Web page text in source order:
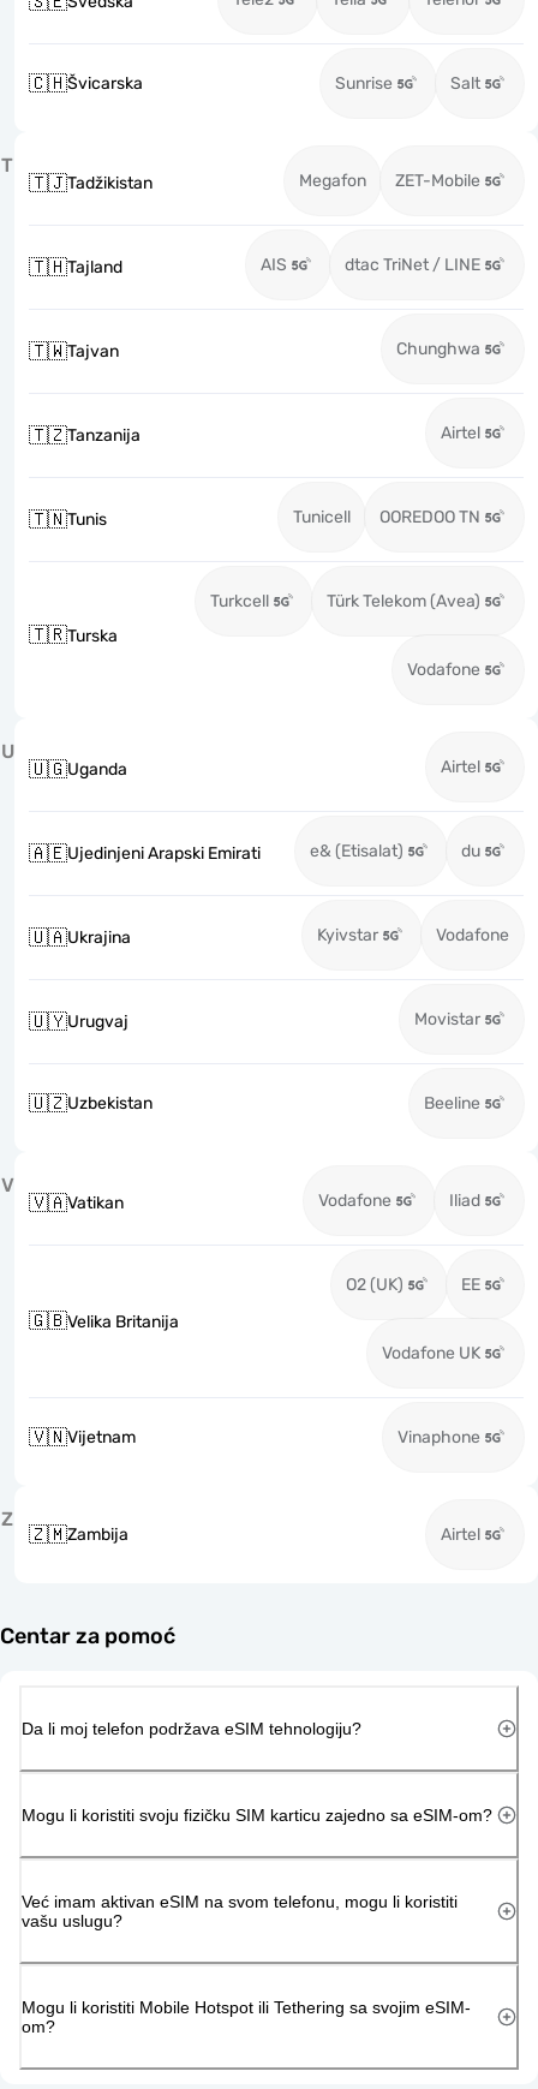
🇨🇭Švicarska Sunrise Salt
T
🇹🇯Tadžikistan Megafon ZET-Mobile
🇹🇭Tajland AIS dtac TriNet / LINE
🇹🇼Tajvan Chunghwa
🇹🇿Tanzanija Airtel
🇹🇳Tunis Tunicell OOREDOO TN
🇹🇷Turska
Turkcell Türk Telekom (Avea)
Vodafone
U
🇺🇬Uganda Airtel
🇦🇪Ujedinjeni Arapski Emirati e& (Etisalat) du
🇺🇦Ukrajina Kyivstar Vodafone
🇺🇾Urugvaj Movistar
🇺🇿Uzbekistan Beeline
V
🇻🇦Vatikan Vodafone Iliad
🇬🇧Velika Britanija
O2 (UK) EE
Vodafone UK
🇻🇳Vijetnam Vinaphone
Z
🇿🇲Zambija Airtel
Centar za pomoć
Da li moj telefon podržava eSIM tehnologiju?
Mogu li koristiti svoju fizičku SIM karticu zajedno sa eSIM-om?
Već imam aktivan eSIM na svom telefonu, mogu li koristiti
vašu uslugu?
Mogu li koristiti Mobile Hotspot ili Tethering sa svojim eSIM-
om?